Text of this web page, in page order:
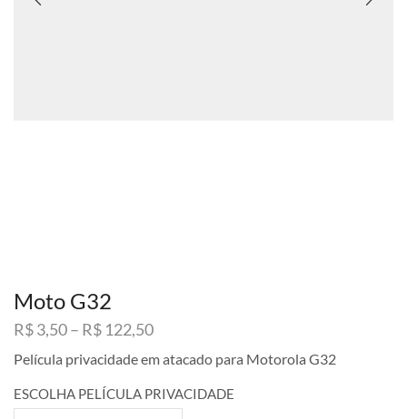
Moto G32
R$3,50– R$ 122,50Faixa
preço:
R$ 3,50
através
Película privacidade em atacado para Motorola G32
ESCOLHA PELÍCULA PRIVACIDADE